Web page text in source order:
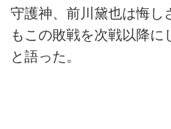
守護神、前川黛也は悔し
もこの敗戦を次戦以降に
と語った。